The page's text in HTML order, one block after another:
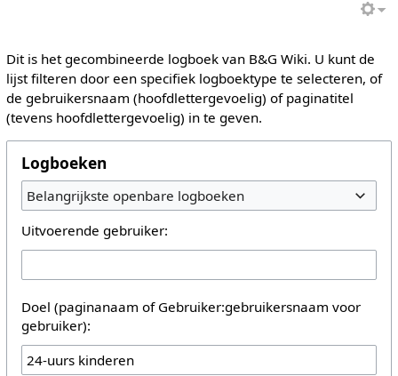
Dit is het gecombineerde logboek van B&G Wiki. U kunt de
lijst filteren door een specifiek logboektype te selecteren, of
de gebruikersnaam (hoofdlettergevoelig) of paginatitel
(tevens hoofdlettergevoelig) in te geven.
Logboeken
Belangrijkste openbare logboeken
Uitvoerende gebruiker:
Doel (paginanaam of Gebruiker:gebruikersnaam voor
gebruiker):